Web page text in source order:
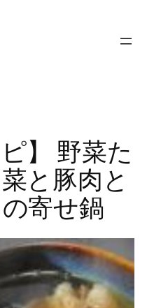
】 野菜た
と豚肉と
寄せ鍋